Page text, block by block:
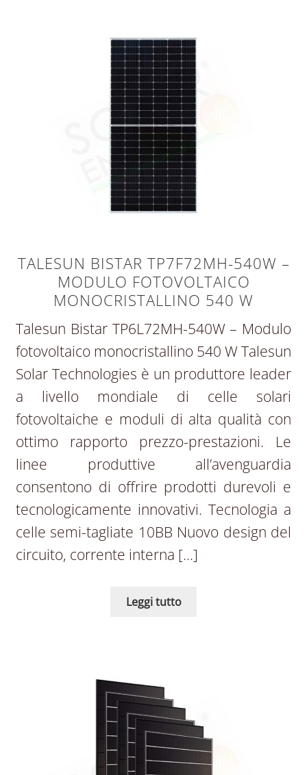
TALESUN BISTAR TP7F72MH-540W –
MODULO FOTOVOLTAICO
MONOCRISTALLINO 540 W
Talesun Bistar TP6L72MH-540W – Modulo
fotovoltaico monocristallino 540 W Talesun
Solar Technologies è un produttore leader
a livello mondiale di celle solari
fotovoltaiche e moduli di alta qualità con
ottimo rapporto prezzo-prestazioni. Le
linee produttive all’avenguardia
consentono di offrire prodotti durevoli e
tecnologicamente innovativi. Tecnologia a
celle semi-tagliate 10BB Nuovo design del
circuito, corrente interna […]
Leggi tutto